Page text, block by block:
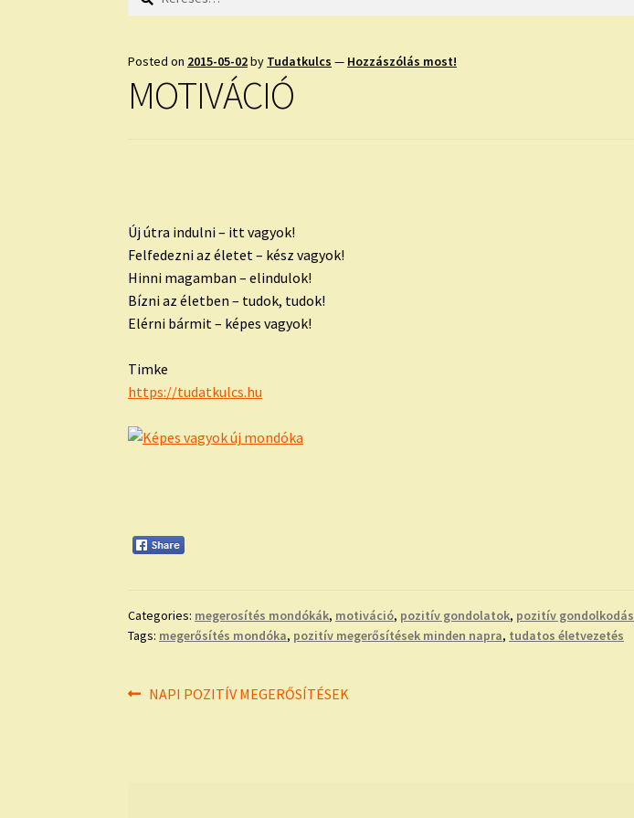
Posted on 2015-05-02by Tudatkulcs — Hozzászólás most!
MOTIVÁCIÓ
Új útra indulni – itt vagyok!
Felfedezni az életet – kész vagyok!
Hinni magamban – elindulok!
Bízni az életben – tudok, tudok!
Elérni bármit – képes vagyok!
Timke
https://tudatkulcs.hu
Categories: megerosítés mondókák, motiváció, pozitív gondolatok, pozitív gondolkodás
Tags: megerősítés mondóka, pozitív megerősítések minden napra, tudatos életvezetés
Bejegyzés
Previous
NAPI POZITÍV MEGERŐSÍTÉSEK